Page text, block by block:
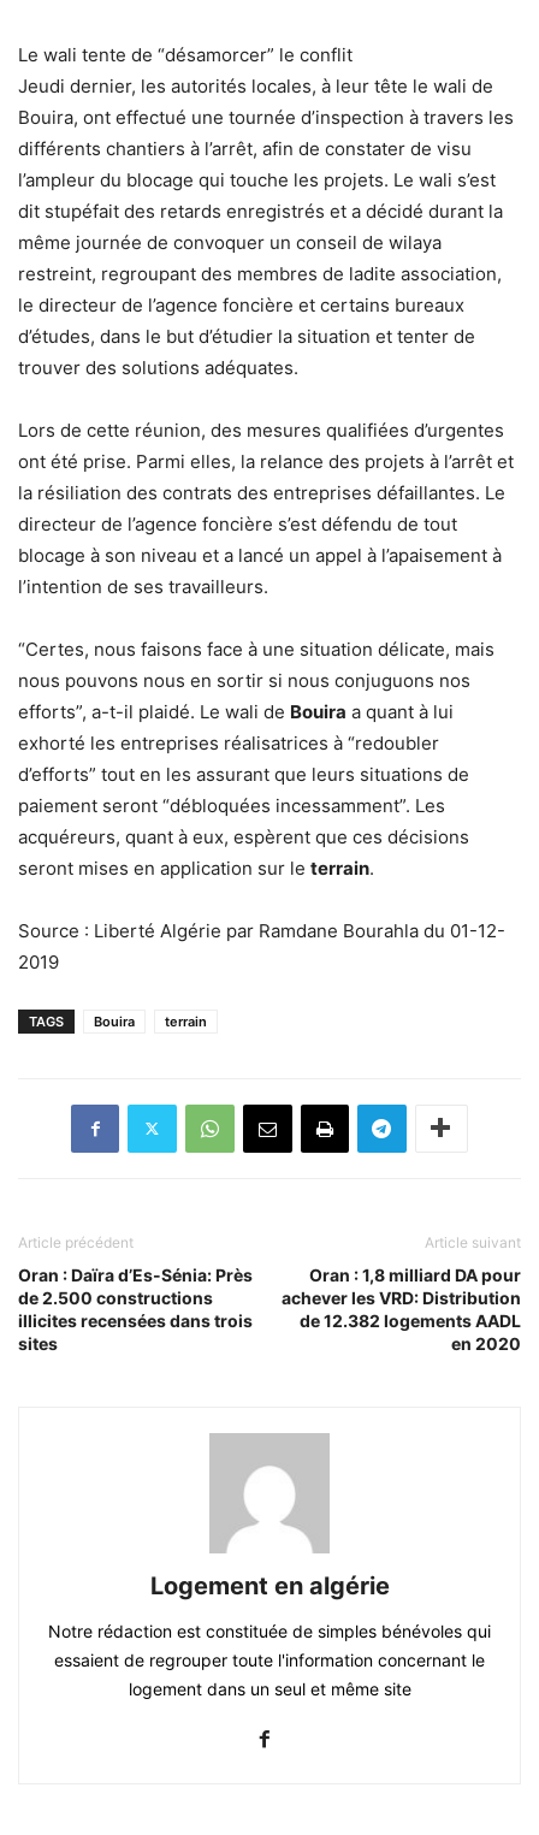
Le wali tente de “désamorcer” le conflit
Jeudi dernier, les autorités locales, à leur tête le wali de
Bouira, ont effectué une tournée d’inspection à travers les
différents chantiers à l’arrêt, afin de constater de visu
l’ampleur du blocage qui touche les projets. Le wali s’est
dit stupéfait des retards enregistrés et a décidé durant la
même journée de convoquer un conseil de wilaya
restreint, regroupant des membres de ladite association,
le directeur de l’agence foncière et certains bureaux
d’études, dans le but d’étudier la situation et tenter de
trouver des solutions adéquates.
Lors de cette réunion, des mesures qualifiées d’urgentes
ont été prise. Parmi elles, la relance des projets à l’arrêt et
la résiliation des contrats des entreprises défaillantes. Le
directeur de l’agence foncière s’est défendu de tout
blocage à son niveau et a lancé un appel à l’apaisement à
l’intention de ses travailleurs.
“Certes, nous faisons face à une situation délicate, mais
nous pouvons nous en sortir si nous conjuguons nos
efforts”, a-t-il plaidé. Le wali de Bouira a quant à lui
exhorté les entreprises réalisatrices à “redoubler
d’efforts” tout en les assurant que leurs situations de
paiement seront “débloquées incessamment”. Les
acquéreurs, quant à eux, espèrent que ces décisions
seront mises en application sur le terrain.
Source : Liberté Algérie par Ramdane Bourahla du 01-12-
2019
TAGS Bouira terrain
Article précédent
Oran : Daïra d’Es-Sénia: Près
de 2.500 constructions
illicites recensées dans trois
sites
Article suivant
Oran : 1,8 milliard DA pour
achever les VRD: Distribution
de 12.382 logements AADL
en 2020
Logement en algérie
Notre rédaction est constituée de simples bénévoles qui
essaient de regrouper toute l'information concernant le
logement dans un seul et même site